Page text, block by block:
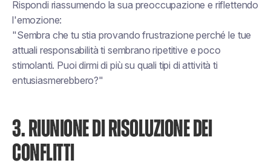
Rispondi riassumendo la sua preoccupazione e riflettendo
l'emozione:
"Sembra che tu stia provando frustrazione perché le tue
attuali responsabilità ti sembrano ripetitive e poco
stimolanti. Puoi dirmi di più su quali tipi di attività ti
entusiasmerebbero?"
3. RIUNIONE DI RISOLUZIONE DEI
CONFLITTI